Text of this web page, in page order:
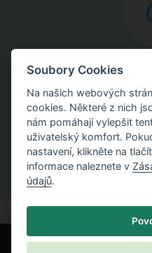
Online
Najděte podrobné
v
Soubory Cookies
Na našich webových
cookies. Některé z nich
nám pomáhají vylepšit
uživatelský komfort.
nastavení, klikněte na
informace naleznete v
údajů.